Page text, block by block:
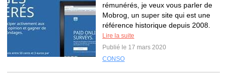
rémunérés, je veux vous parler de
Mobrog, un super site qui est une
référence historique depuis 2008.
Lire la suite
Publié le 17 mars 2020
CONSO